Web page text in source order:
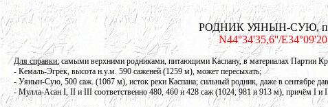
РОДНИК УЯНЫН-СУЮ,
N44°34'35,6''/
Для справки:самыми верхними родниками, питающими Каспану, в материалах Партии
- Кемаль-Эгрек, высота н.у.м. 590 саженей (1259 м), может пересыхать;
- Уянын-Сую, 500 саж. (1067 м), исток реки Каспана; сильный родник, даже в сентябре
- Мулла-Асан I, II и III соответственно 480, 460 и 428 саж (1024, 981 и 913 м), причём I и